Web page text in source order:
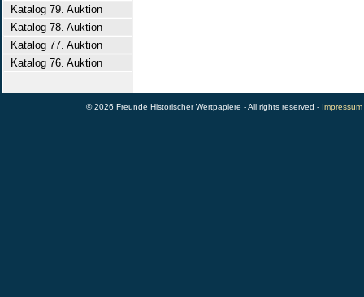
Katalog 79. Auktion
Katalog 78. Auktion
Katalog 77. Auktion
Katalog 76. Auktion
© 2026 Freunde Historischer Wertpapiere - All rights reserved - Impressum